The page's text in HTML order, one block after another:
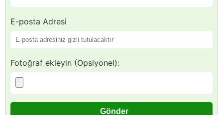
E-posta Adresi
Fotoğraf ekleyin (Opsiyonel):